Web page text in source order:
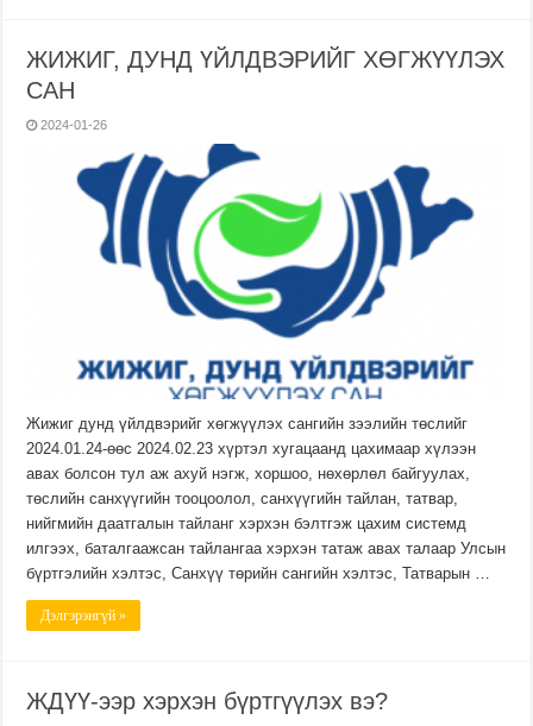
ЖИЖИГ, ДУНД ҮЙЛДВЭРИЙГ ХӨГЖҮҮЛЭХ
САН
2024-01-26
Жижиг дунд үйлдвэрийг хөгжүүлэх сангийн зээлийн төслийг
2024.01.24-өөс 2024.02.23 хүртэл хугацаанд цахимаар хүлээн
авах болсон тул аж ахуй нэгж, хоршоо, нөхөрлөл байгуулах,
төслийн санхүүгийн тооцоолол, санхүүгийн тайлан, татвар,
нийгмийн даатгалын тайланг хэрхэн бэлтгэж цахим системд
илгээх, баталгаажсан тайлангаа хэрхэн татаж авах талаар Улсын
бүртгэлийн хэлтэс, Санхүү төрийн сангийн хэлтэс, Татварын …
Дэлгэрэнгүй »
ЖДҮҮ-ээр хэрхэн бүртгүүлэх вэ?